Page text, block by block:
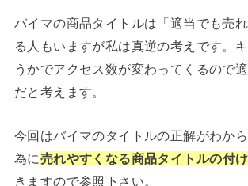
バイマの商品タイトルは「適当でも売
る人もいますが私は真逆の考えです。
うかでアクセス数が変わってくるので
だと考えます。
今回はバイマのタイトルの正解がわか
為に売れやすくなる商品タイトルの付
きますので参照下さい。